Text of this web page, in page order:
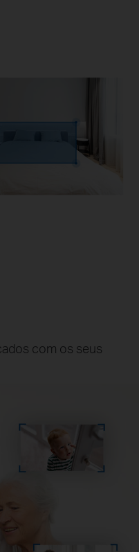
com os seus